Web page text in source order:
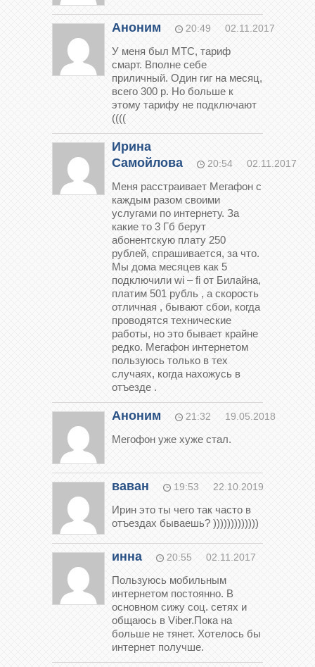
Аноним 20:49 02.11.2017
У меня был МТС, тариф
смарт. Вполне себе
приличный. Один гиг на месяц,
всего 300 р. Но больше к
этому тарифу не подключают
((((
Ирина
Самойлова
20:54 02.11.2017
Меня расстраивает Мегафон с
каждым разом своими
услугами по интернету. За
какие то 3 Гб берут
абонентскую плату 250
рублей, спрашивается, за что.
Мы дома месяцев как 5
подключили wi – fi от Билайна,
платим 501 рубль , а скорость
отличная , бывают сбои, когда
проводятся технические
работы, но это бывает крайне
редко. Мегафон интернетом
пользуюсь только в тех
случаях, когда нахожусь в
отъезде .
Аноним 21:32 19.05.2018
Мегофон уже хуже стал.
ваван 19:53 22.10.2019
Ирин это ты чего так часто в
отъездах бываешь? )))))))))))))
инна 20:55 02.11.2017
Пользуюсь мобильным
интернетом постоянно. В
основном сижу соц. сетях и
общаюсь в Viber.Пока на
больше не тянет. Хотелось бы
интернет получше.